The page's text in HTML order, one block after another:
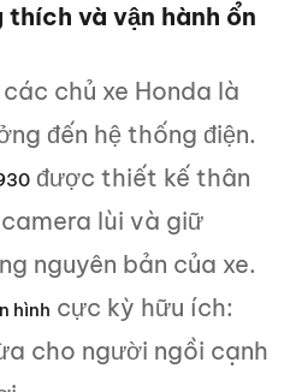
và vận hành ổn
chủ xe Honda là
đến hệ thống điện.
được thiết kế thân
lùi và giữ
nguyên bản của xe.
hình cực kỳ hữu ích:
cho người ngồi cạnh